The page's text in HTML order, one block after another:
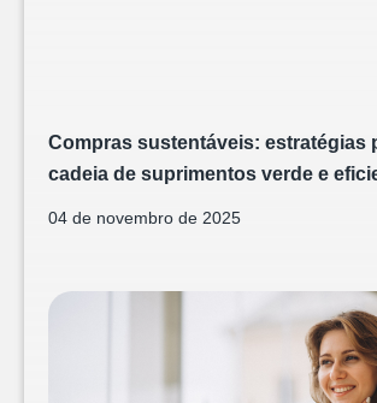
Compras sustentáveis: estratégias
cadeia de suprimentos verde e
04 de novembro de 2025